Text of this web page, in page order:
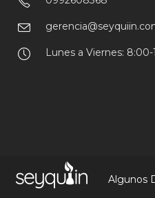
Lunes a Viernes: 8:00-
Algunos